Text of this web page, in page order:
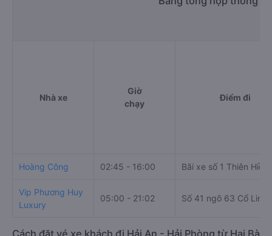
Nhà xe
Giờ
chạy
Điểm đi
Hoàng Công 02:45 - 16:00 Bãi xe số 1 Thiên Hiền
Vip Phương Huy
Luxury
05:00 - 21:02 Số 41 ngõ 63 Cổ Linh
Cách đặt vé xe khách đi Hải An - Hải Phòng từ Hai Bà